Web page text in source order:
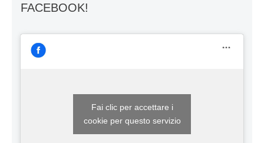
FACEBOOK!
Fai clic per accettare i
cookie per questo servizio